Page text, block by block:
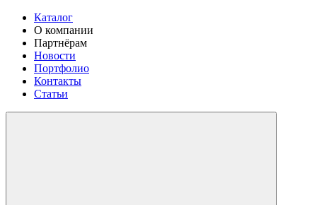
Каталог
О компании
Партнёрам
Новости
Портфолио
Контакты
Статьи